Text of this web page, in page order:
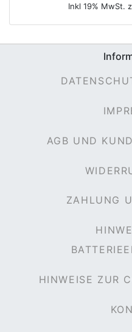
Inkl 19% MwSt.
AGB UND
ZAHLUNG
HINWEISE ZUR